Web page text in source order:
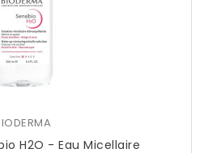
H2O - Eau Micellaire